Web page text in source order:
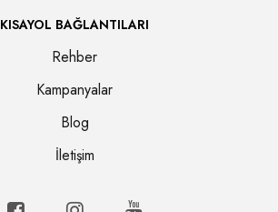
KISAYOL BAĞLANTILARI
Rehber
Kampanyalar
Blog
İletişim